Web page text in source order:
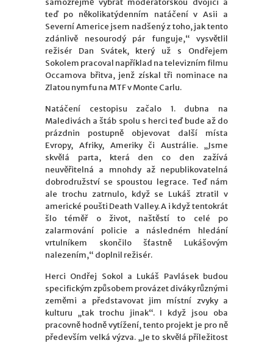
teď po několikatýdenním natáčení v Asii a
Severní Americe jsem nadšený z toho, jak tento
zdánlivě nesourodý pár funguje,“ vysvětlil
režisér Dan Svátek, který už s Ondřejem
Sokolem pracoval například na televizním filmu
Occamova břitva, jenž získal tři nominace na
Zlatou nymfu na MTF v Monte Carlu.
Natáčení cestopisu začalo 1. dubna na
Maledivách a štáb spolu s herci teď bude až do
prázdnin postupně objevovat další místa
Evropy, Afriky, Ameriky či Austrálie. „Jsme
skvělá parta, která den co den zažívá
neuvěřitelná a mnohdy až nepublikovatelná
dobrodružství se spoustou legrace. Teď nám
ale trochu zatrnulo, když se Lukáš ztratil v
americké poušti Death Valley. A i když tentokrát
šlo téměř o život, naštěstí to celé po
zalarmování policie a následném hledání
vrtulníkem skončilo šťastně Lukášovým
nalezením,“ doplnil režisér.
Herci Ondřej Sokol a Lukáš Pavlásek budou
specifickým způsobem provázet diváky různými
zeměmi a představovat jim místní zvyky a
kulturu „tak trochu jinak“. I když jsou oba
pracovně hodně vytížení, tento projekt je pro ně
především velká výzva. „Je to skvělá příležitost